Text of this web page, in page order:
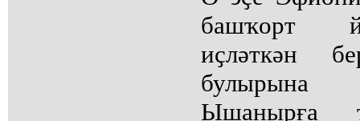
башҡорт
иҫләткән
Ышанырға